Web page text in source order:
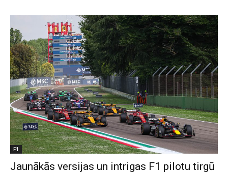
F1
Jaunākās versijas un intrigas F1 pilotu tirgū